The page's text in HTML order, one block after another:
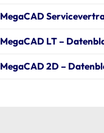
MegaCAD
MegaCAD LT –
MegaCAD 2D –